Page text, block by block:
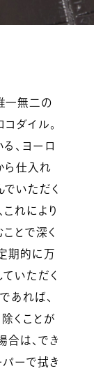
一無二の
ダイル。
、ヨーロ
ら仕入れ
いただく
れにより
とで深く
期的に万
いただく
あれば、
くことが
合は、でき
ーで拭き